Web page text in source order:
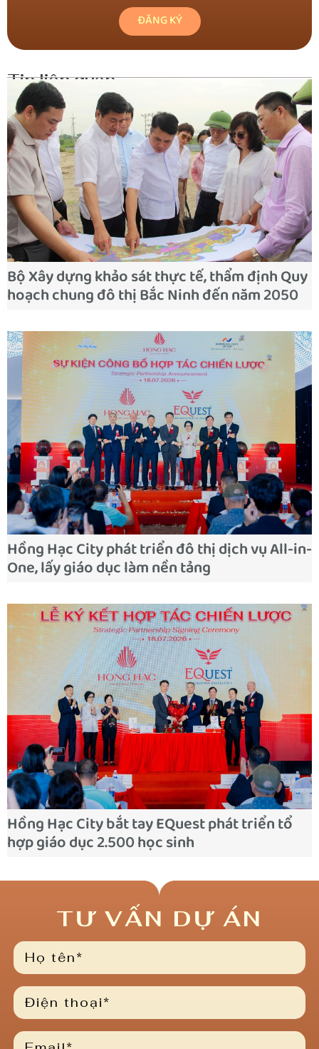
Tin liên quan
Bộ Xây dựng khảo sát thực tế, thẩm định Quy
hoạch chung đô thị Bắc Ninh đến năm 2050
Hồng Hạc City phát triển đô thị dịch vụ All-in-
One, lấy giáo dục làm nền tảng
Hồng Hạc City bắt tay EQuest phát triển tổ
hợp giáo dục 2.500 học sinh
TƯ VẤN DỰ ÁN